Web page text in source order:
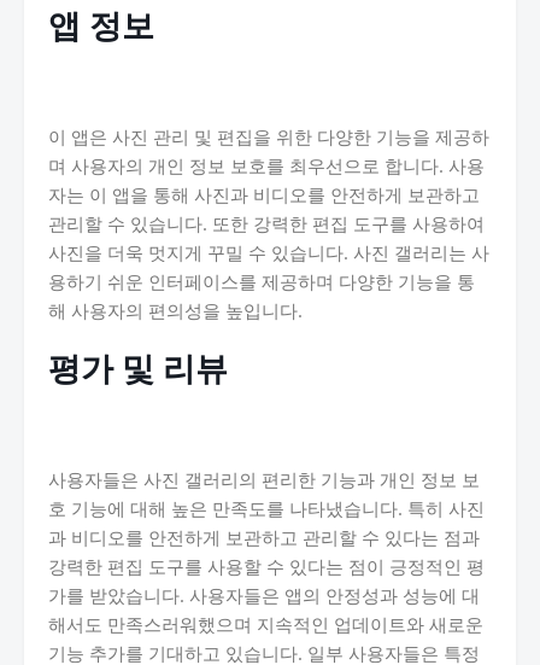
앱 정보
이 앱은 사진 관리 및 편집을 위한 다양한 기능을 제공하
며 사용자의 개인 정보 보호를 최우선으로 합니다. 사용
자는 이 앱을 통해 사진과 비디오를 안전하게 보관하고
관리할 수 있습니다. 또한 강력한 편집 도구를 사용하여
사진을 더욱 멋지게 꾸밀 수 있습니다. 사진 갤러리는 사
용하기 쉬운 인터페이스를 제공하며 다양한 기능을 통
해 사용자의 편의성을 높입니다.
평가 및 리뷰
사용자들은 사진 갤러리의 편리한 기능과 개인 정보 보
호 기능에 대해 높은 만족도를 나타냈습니다. 특히 사진
과 비디오를 안전하게 보관하고 관리할 수 있다는 점과
강력한 편집 도구를 사용할 수 있다는 점이 긍정적인 평
가를 받았습니다. 사용자들은 앱의 안정성과 성능에 대
해서도 만족스러워했으며 지속적인 업데이트와 새로운
기능 추가를 기대하고 있습니다. 일부 사용자들은 특정